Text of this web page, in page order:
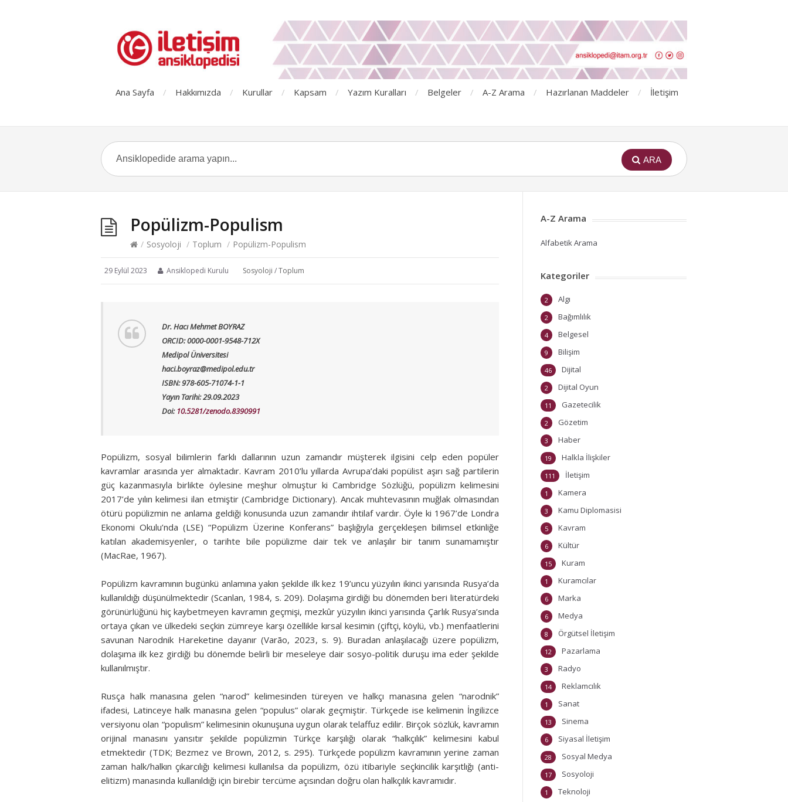
Ana Sayfa Hakkımızda Kurullar Kapsam Yazım Kuralları Belgeler A-Z Arama Hazırlanan Maddeler İletişim
ARA
Popülizm-Populism
/ Sosyoloji / Toplum / Popülizm-Populism
29 Eylül 2023 Ansiklopedi Kurulu Sosyoloji /Toplum
Dr. Hacı Mehmet BOYRAZ
ORCID: 0000-0001-9548-712X
Medipol Üniversitesi
haci.boyraz@medipol.edu.tr
ISBN: 978-605-71074-1-1
Yayın Tarihi: 29.09.2023
Doi: 10.5281/zenodo.8390991
Popülizm, sosyal bilimlerin farklı dallarının uzun zamandır müşterek ilgisini celp eden popüler
kavramlar arasında yer almaktadır. Kavram 2010’lu yıllarda Avrupa’daki popülist aşırı sağ partilerin
güç kazanmasıyla birlikte öylesine meşhur olmuştur ki Cambridge Sözlüğü, popülizm kelimesini
2017’de yılın kelimesi ilan etmiştir (Cambridge Dictionary). Ancak muhtevasının muğlak olmasından
ötürü popülizmin ne anlama geldiği konusunda uzun zamandır ihtilaf vardır. Öyle ki 1967’de Londra
Ekonomi Okulu’nda (LSE) “Popülizm Üzerine Konferans” başlığıyla gerçekleşen bilimsel etkinliğe
katılan akademisyenler, o tarihte bile popülizme dair tek ve anlaşılır bir tanım sunamamıştır
(MacRae, 1967).
Popülizm kavramının bugünkü anlamına yakın şekilde ilk kez 19’uncu yüzyılın ikinci yarısında Rusya’da
kullanıldığı düşünülmektedir (Scanlan, 1984, s. 209). Dolaşıma girdiği bu dönemden beri literatürdeki
görünürlüğünü hiç kaybetmeyen kavramın geçmişi, mezkûr yüzyılın ikinci yarısında Çarlık Rusya’sında
ortaya çıkan ve ülkedeki seçkin zümreye karşı özellikle kırsal kesimin (çiftçi, köylü, vb.) menfaatlerini
savunan Narodnik Hareketine dayanır (Varão, 2023, s. 9). Buradan anlaşılacağı üzere popülizm,
dolaşıma ilk kez girdiği bu dönemde belirli bir meseleye dair sosyo-politik duruşu ima eder şekilde
kullanılmıştır.
Rusça halk manasına gelen “narod” kelimesinden türeyen ve halkçı manasına gelen “narodnik”
ifadesi, Latinceye halk manasına gelen “populus” olarak geçmiştir. Türkçede ise kelimenin İngilizce
versiyonu olan “populism” kelimesinin okunuşuna uygun olarak telaffuz edilir. Birçok sözlük, kavramın
orijinal manasını yansıtır şekilde popülizmin Türkçe karşılığı olarak “halkçılık” kelimesini kabul
etmektedir (TDK; Bezmez ve Brown, 2012, s. 295). Türkçede popülizm kavramının yerine zaman
zaman halk/halkın çıkarcılığı kelimesi kullanılsa da popülizm, özü itibariyle seçkincilik karşıtlığı (anti-
elitizm) manasında kullanıldığı için birebir tercüme açısından doğru olan halkçılık kavramıdır.
A-Z Arama
Alfabetik Arama
Kategoriler
Algı
2
Bağımlılık
2
Belgesel
4
Bilişim
9
Dijital
46
Dijital Oyun
2
Gazetecilik
11
Gözetim
2
Haber
3
Halkla İlişkiler
19
İletişim
111
Kamera
1
Kamu Diplomasisi
3
Kavram
5
Kültür
6
Kuram
15
Kuramcılar
1
Marka
6
Medya
6
Örgütsel İletişim
8
Pazarlama
12
Radyo
3
Reklamcılık
14
Sanat
1
Sinema
13
Siyasal İletişim
6
Sosyal Medya
28
Sosyoloji
17
Teknoloji
1